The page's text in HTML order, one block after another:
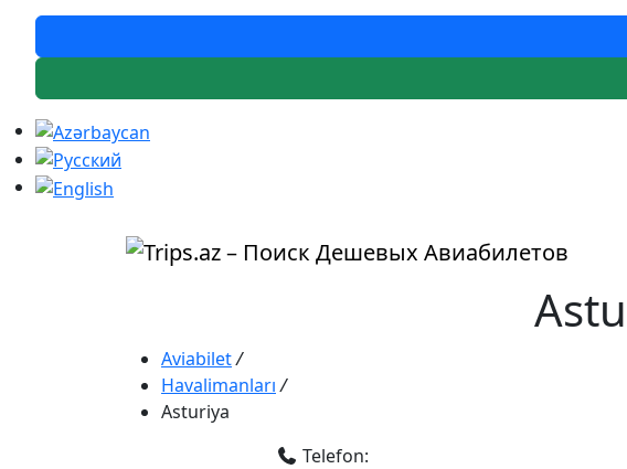
Aviabilet/
Havalimanları /
Asturiya
Telefon: